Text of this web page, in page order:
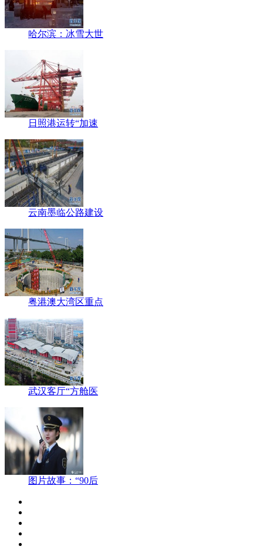
哈尔滨：冰雪大世
日照港运转“加速
云南墨临公路建设
粤港澳大湾区重点
武汉客厅“方舱医
图片故事：“90后